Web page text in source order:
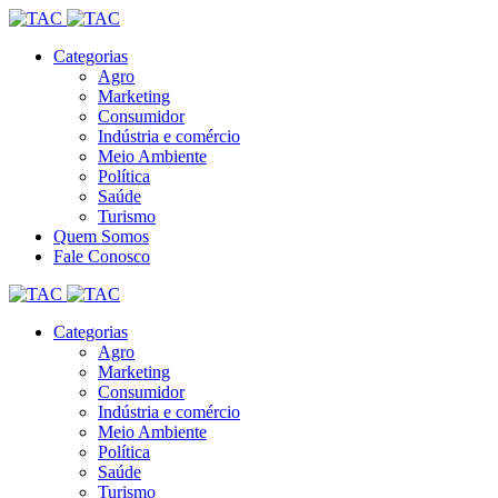
Categorias
Agro
Marketing
Consumidor
Indústria e comércio
Meio Ambiente
Política
Saúde
Turismo
Quem Somos
Fale Conosco
Categorias
Agro
Marketing
Consumidor
Indústria e comércio
Meio Ambiente
Política
Saúde
Turismo